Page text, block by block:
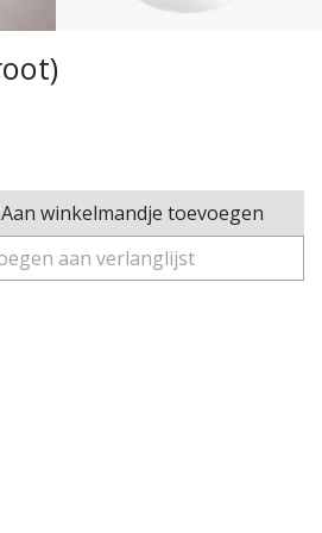
Aan winkelmandje toevoegen
aan verlanglijst